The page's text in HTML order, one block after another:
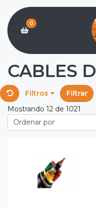
0
CABLES
Filtros
Filtrar
Mostrando 12 de 1021